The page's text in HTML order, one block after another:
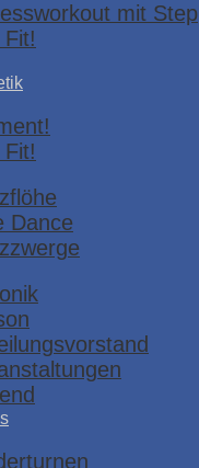
mit Step
Fit!
Fit!
Dance